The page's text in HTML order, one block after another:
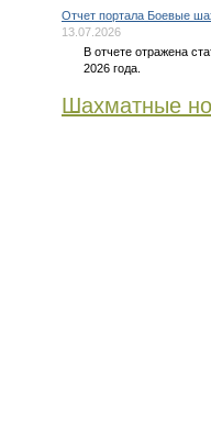
Отчет портала Боевые
13.07.2026
В отчете отражена
2026 года.
Шахматные